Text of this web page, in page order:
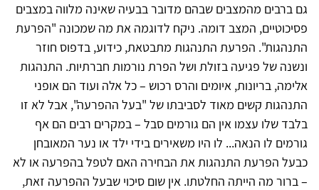
גם ברבים מהמצבים שבהם מדובר בבעיה שאינה מלווה במצבים
פסיכוטיים, המצב דומה. ניקח לדוגמה את מה שמכונה "הפרעת
התנהגות". הפרעת התנהגות מתבטאת, כידוע, בדפוס חוזר
ונשנה של פגיעה בזולת ושל הפרת נורמות חברתיות. התנהגות
אלימה, בריונות, איומים והרס רכוש – כל אלה ועוד הם אופני
התנהגות קשים מאוד לסביבתו של "בעל ההפרעה", אבל לא זו
בלבד שלו עצמו אין הם גורמים סבל – במקרים רבים הם אף
גורמים לו הנאה... לו היו משאירים בידי ילד או נער המאובחן
כבעל הפרעת התנהגות את הבחירה האם לטפל בהפרעה או לא
– ברור מה הייתה החלטתו. אין שום סיכוי שבעל ההפרעה זאת,